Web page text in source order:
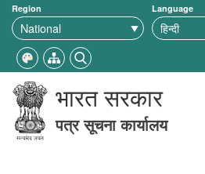
Region Language
भारत सरकार
पत्र सूचना कार्यालय